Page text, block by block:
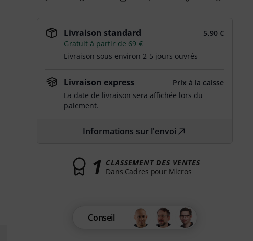
Livraison standard
5,90 €
Gratuit à partir de 69 €
Livraison sous environ 2-5 jours ouvrés
Livraison express
Prix à la caisse
La date de livraison sera affichée lors du
paiement.
Informations sur l'envoi
1 CLASSEMENT DES VENTES
Dans Cadres pour Micros
Conseil